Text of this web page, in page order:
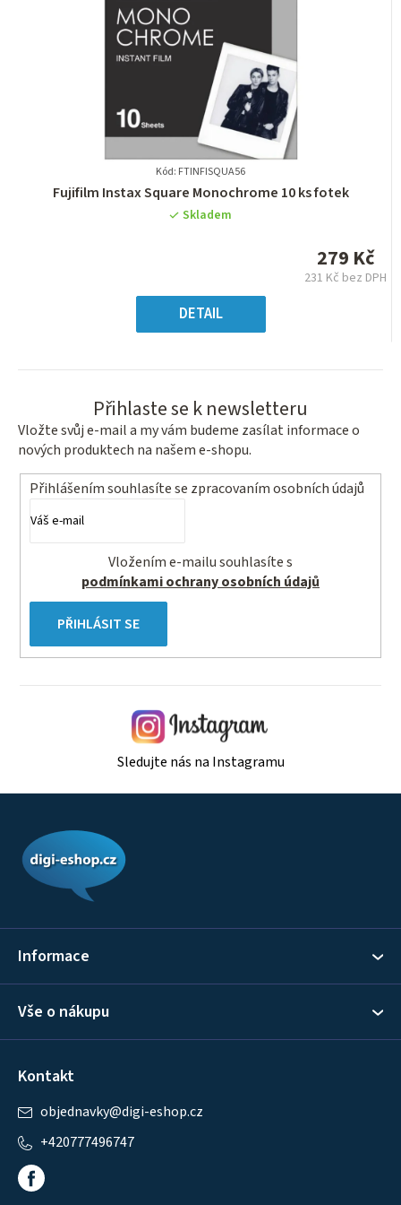
Kód: FTINFISQUA56
Průměrné
hodnocení
5
hvězdiček.
Fujifilm Instax Square Monochrome 10 ks fotek
Skladem
279 Kč
231 Kč bez DPH
DETAIL
Přihlaste se k newsletteru
Vložte svůj e-mail a my vám budeme zasílat informace o
nových produktech na našem e-shopu.
Přihlášením souhlasíte se zpracovaním osobních údajů
podmínkami ochrany osobních údajů
PŘIHLÁSIT SE
Sledujte nás na Instagramu
Informace
Vše o nákupu
Kontakt
objednavky@digi-eshop.cz
+420777496747